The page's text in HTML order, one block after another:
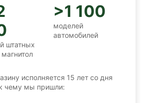
штатных
>1 100
моделей
автомобилей
исполняется 15 лет со дня
чему мы пришли: